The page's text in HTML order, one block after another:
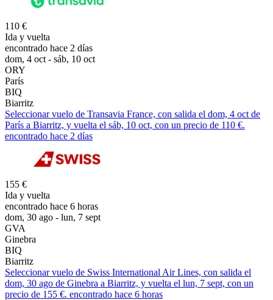
110 €
Ida y vuelta
encontrado hace 2 días
dom, 4 oct - sáb, 10 oct
ORY
París
BIQ
Biarritz
Seleccionar vuelo de Transavia France, con salida el dom, 4 oct de
París a Biarritz, y vuelta el sáb, 10 oct, con un precio de 110 €.
encontrado hace 2 días
155 €
Ida y vuelta
encontrado hace 6 horas
dom, 30 ago - lun, 7 sept
GVA
Ginebra
BIQ
Biarritz
Seleccionar vuelo de Swiss International Air Lines, con salida el
dom, 30 ago de Ginebra a Biarritz, y vuelta el lun, 7 sept, con un
precio de 155 €. encontrado hace 6 horas